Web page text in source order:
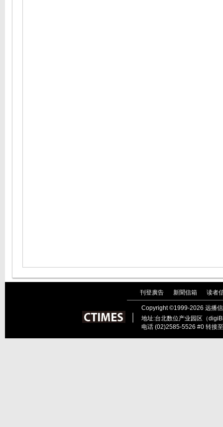
刊登廣告 新聞信箱 读者
︱
Copyright ©1999-2026 远播
地址:台北数位产业园区（
电话 (02)2585-5526 #0 转接